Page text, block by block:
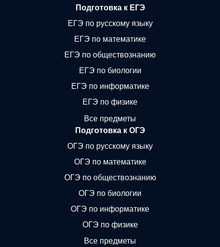
Подготовка к ЕГЭ
ЕГЭ по русскому языку
ЕГЭ по математике
ЕГЭ по обществознанию
ЕГЭ по биологии
ЕГЭ по информатике
ЕГЭ по физике
Все предметы
Подготовка к ОГЭ
ОГЭ по русскому языку
ОГЭ по математике
ОГЭ по обществознанию
ОГЭ по биологии
ОГЭ по информатике
ОГЭ по физике
Все предметы